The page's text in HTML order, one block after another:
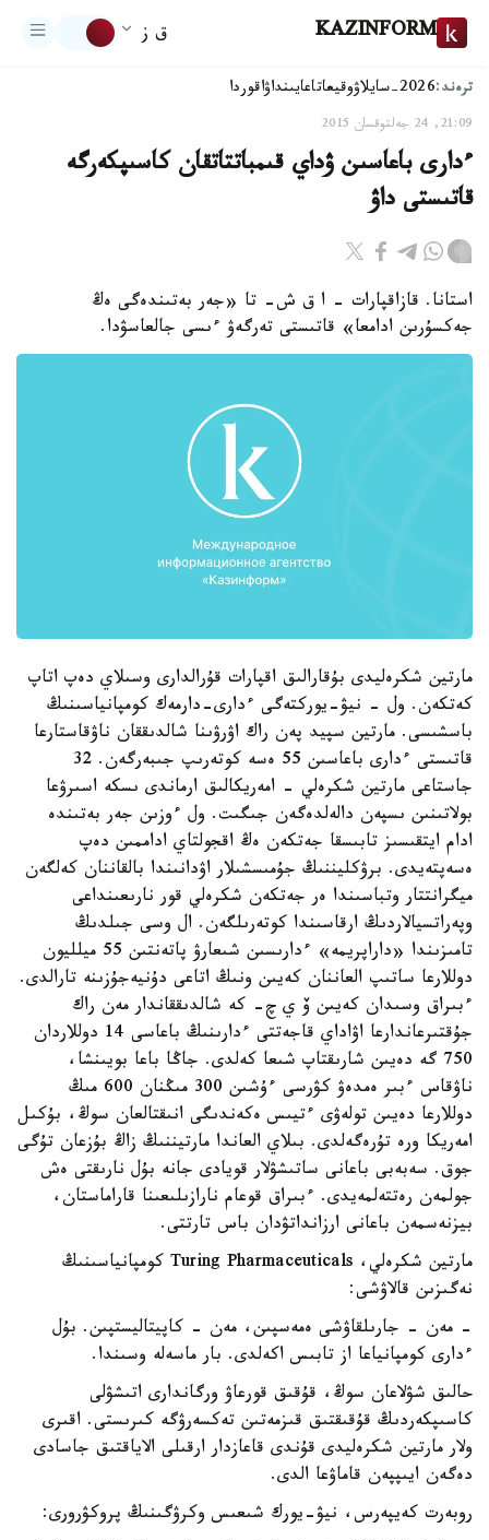
KAZINFORM ق ز
ترەند:2026-سايلاۋ وقيعاتاعايىنداۋاقوردا
21:09, 24 جەلتوقسان 2015
ءدارى باعاسىن ۋداي قىمباتتاتقان كاسىپكەرگە
قاتىستى داۋ
استانا. قازاقپارات - ا ق ش- تا «جەر بەتىندەگى ەڭ
جەكسۇرىن ادامعا» قاتىستى تەرگەۋ ءىسى جالعاسۋدا.
مارتين شكرەليدى بۇقارالىق اقپارات قۇرالدارى وسىلاي دەپ اتاپ
كەتكەن. ول - نيۋ-يوركتەگى ءدارى-دارمەك كومپانياسىنىڭ
باسشىسى. مارتين سپيد پەن راك اۋرۋىنا شالدىققان ناۋقاستارعا
قاتىستى ءدارى باعاسىن 55 ەسە كوتەرىپ جىبەرگەن. 32
جاستاعى مارتين شكرەلي - امەريكالىق ارماندى ىسكە اسىرۋعا
بولاتىنىن ىسپەن دالەلدەگەن جىگىت. ول ءوزىن جەر بەتىندە
ادام ايتقىسىز تابىسقا جەتكەن ەڭ اقجولتاي اداممىن دەپ
ەسەپتەيدى. برۋكليننىڭ جۇمىسشىلار اۋدانىندا بالقاننان كەلگەن
ميگرانتتار وتباسىندا ەر جەتكەن شكرەلي قور نارىعىنداعى
وپەراتسيالاردىڭ ارقاسىندا كوتەرىلگەن. ال وسى جىلدىڭ
تامىزىندا «داراپريمە» ءدارىسىن شىعارۋ پاتەنتىن 55 ميلليون
دوللارعا ساتىپ العاننان كەيىن ونىڭ اتاعى دۇنيەجۇزىنە تارالدى.
ءبىراق وسىدان كەيىن ۆ ي چ- كە شالدىققاندار مەن راك
جۇقتىرعاندارعا اۋاداي قاجەتتى ءدارىنىڭ باعاسى 14 دوللاردان
750 گە دەيىن شارىقتاپ شىعا كەلدى. جاڭا باعا بويىنشا،
ناۋقاس ءبىر ەمدەۋ كۋرسى ءۇشىن 300 مىڭنان 600 مىڭ
دوللارعا دەيىن تولەۋى ءتيىس ەكەندىگى انىقتالعان سوڭ، بۇكىل
امەريكا ورە تۇرەگەلدى. بىلاي العاندا مارتيننىڭ زاڭ بۇزعان تۇگى
جوق. سەبەبى باعانى ساتىشۋلار قويادى جانە بۇل نارىقتى ەش
جولمەن رەتتەلمەيدى. ءبىراق قوعام نارازىلىعىنا قاراماستان،
بيزنەسمەن باعانى ارزانداتۋدان باس تارتتى.
مارتين شكرەلي، Turing Pharmaceuticals كومپانياسىنىڭ
نەگىزىن قالاۋشى:
- مەن - جارىلقاۋشى ەمەسپىن، مەن - كاپيتاليستپىن. بۇل
ءدارى كومپانياعا از تابىس اكەلدى. بار ماسەلە وسىندا.
حالىق شۋلاعان سوڭ، قۇقىق قورعاۋ ورگاندارى اتىشۋلى
كاسىپكەردىڭ قۇقىقتىق قىزمەتىن تەكسەرۋگە كىرىستى. اقىرى
ولار مارتين شكرەليدى قۇندى قاعازدار ارقىلى الاياقتىق جاسادى
دەگەن ايىپپەن قاماۋعا الدى.
روبەرت كەيپەرس، نيۋ-يورك شىعىس وكرۋگىنىڭ پروكۋرورى: